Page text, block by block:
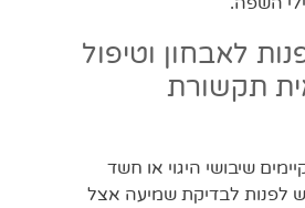
לאבחון וטיפול
תקשורת
שיבושי היגוי או חשד
לפנות לבדיקת שמיעה אצל